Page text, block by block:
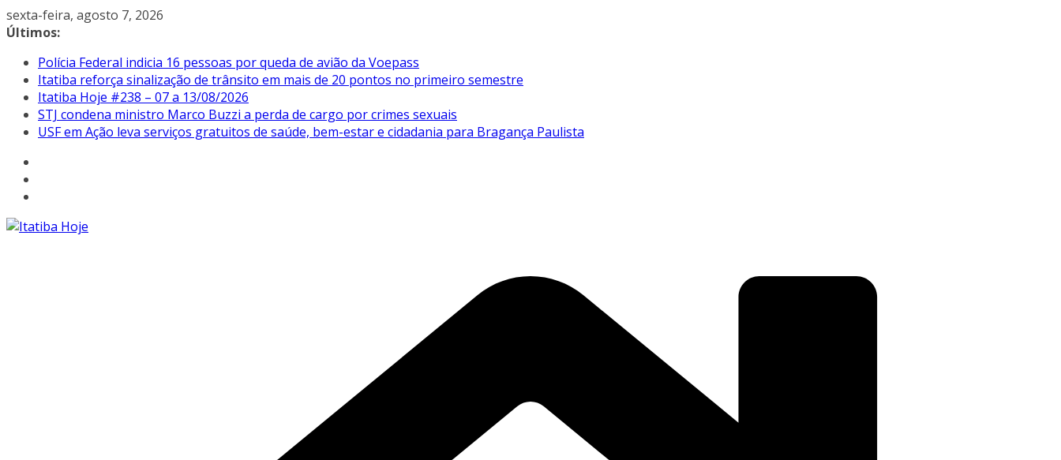
Pular
para
conteúdo
sexta-feira, agosto 7, 2026
Últimos:
Polícia Federal indicia 16 pessoas por queda de avião da Voepass
Itatiba reforça sinalização de trânsito em mais de 20 pontos no primeiro semestre
Itatiba Hoje #238 – 07 a 13/08/2026
STJ condena ministro Marco Buzzi a perda de cargo por crimes sexuais
USF em Ação leva serviços gratuitos de saúde, bem-estar e cidadania para Bragança Paulista